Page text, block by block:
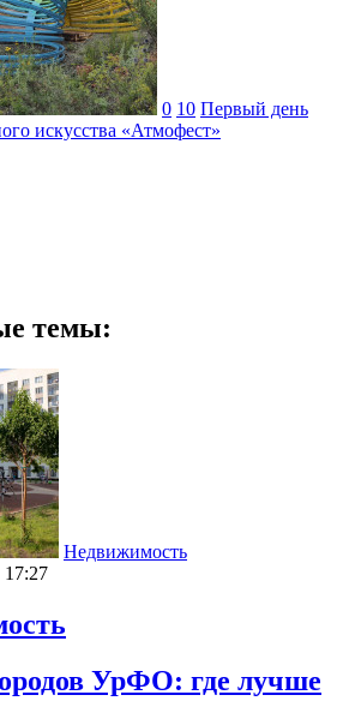
0 10 Первый день
искусства «Атмофест»
темы:
Недвижимость
17:27
УрФО: где лучше